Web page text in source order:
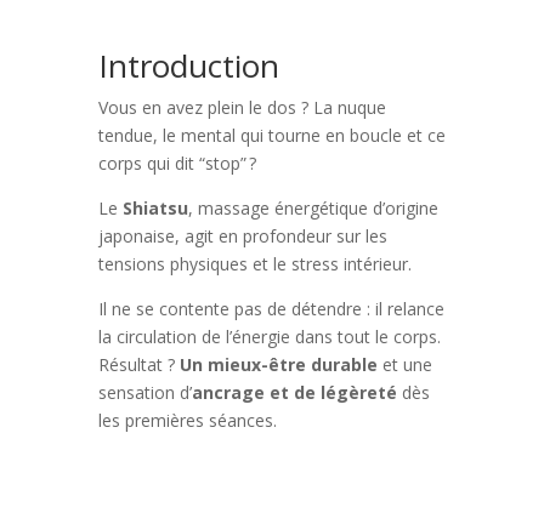
Introduction
Vous en avez plein le dos ? La nuque
tendue, le mental qui tourne en boucle et ce
corps qui dit “stop” ?
Le Shiatsu, massage énergétique d’origine
japonaise, agit en profondeur sur les
tensions physiques et le stress intérieur.
Il ne se contente pas de détendre : il relance
la circulation de l’énergie dans tout le corps.
Résultat ? Un mieux-être durable et une
sensation d’ancrage et de légèreté dès
les premières séances.